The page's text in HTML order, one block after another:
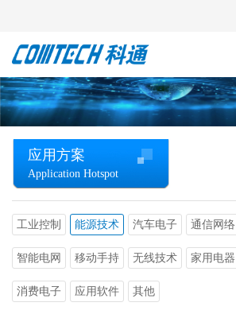
应用方案
Application Hotspot
工业控制 能源技术 汽车电子 通信网络
智能电网 移动手持 无线技术 家用电器
消费电子 应用软件 其他